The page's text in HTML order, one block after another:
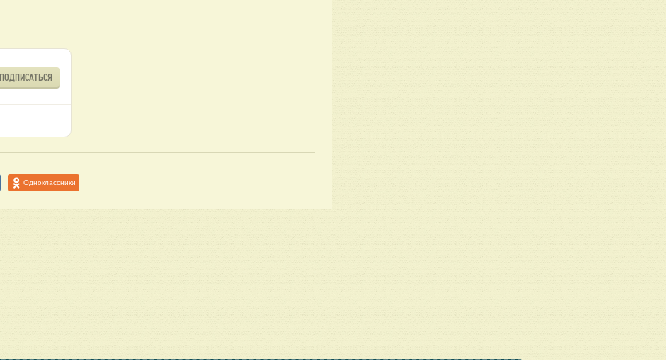
ПОДПИСАТЬСЯ
Одноклассники